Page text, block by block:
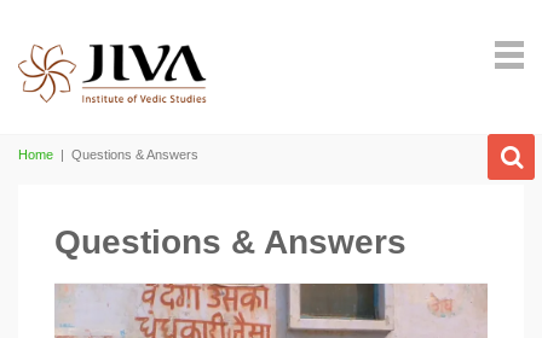
Home | Questions & Answers
Questions & Answers